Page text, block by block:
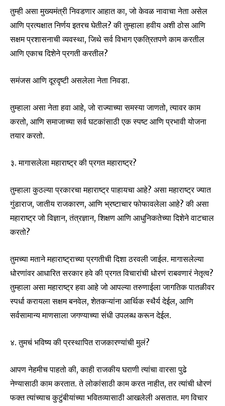
Join our community of
SUBSCRIBERS and be part of the
conversation.
To subscribe, simply enter your email address on our website
safe with us.
6,300 32,111 75
तुम्ही असा मुख्यमंत्री निवडणार आहात का, जो केवळ नावाचा नेता असेल
आणि प्रत्यक्षात निर्णय इतरच घेतील? की तुम्हाला हवीय अशी ठोस आणि
सक्षम प्रशासनाची व्यवस्था, जिथे सर्व विभाग एकत्रितपणे काम करतील
आणि एकाच दिशेने प्रगती करतील?
समंजस आणि दूरदृष्टी असलेला नेता निवडा.
तुम्हाला असा नेता हवा आहे, जो राज्याच्या समस्या जाणतो, त्यावर काम
करतो, आणि समाजाच्या सर्व घटकांसाठी एक स्पष्ट आणि प्रभावी योजना
तयार करतो.
३. मागासलेला महाराष्ट्र की प्रगत महाराष्ट्र?
तुम्हाला कुठल्या प्रकारचा महाराष्ट्र पाहायचा आहे? असा महाराष्ट्र ज्यात
गुंडाराज, जातीय राजकारण, आणि भ्रष्टाचार फोफावलेला आहे? की असा
महाराष्ट्र जो विज्ञान, तंत्रज्ञान, शिक्षण आणि आधुनिकतेच्या दिशेने वाटचाल
करतो?
तुमच्या मताने महाराष्ट्राच्या प्रगतीची दिशा ठरवली जाईल. मागासलेल्या
धोरणांवर आधारित सरकार हवे की प्रगत विचारांची धोरणं राबवणारं नेतृत्व?
तुम्हाला असा महाराष्ट्र हवा आहे जो आपल्या तरुणाईला जागतिक पातळीवर
स्पर्धा करायला सक्षम बनवेल, शेतकऱ्यांना आर्थिक स्थैर्य देईल, आणि
सर्वसामान्य माणसाला जगण्याच्या संधी उपलब्ध करून देईल.
४. तुमचं भविष्य की प्रस्थापित राजकारण्यांची मुलं?
आपण नेहमीच पाहतो की, काही राजकीय घराणी त्यांचा वारसा पुढे
नेण्यासाठी काम करतात. ते लोकांसाठी काम करत नाहीत, तर त्यांची धोरणं
फक्त त्यांच्याच कुटुंबीयांच्या भवितव्यासाठी आखलेली असतात. मग विचार